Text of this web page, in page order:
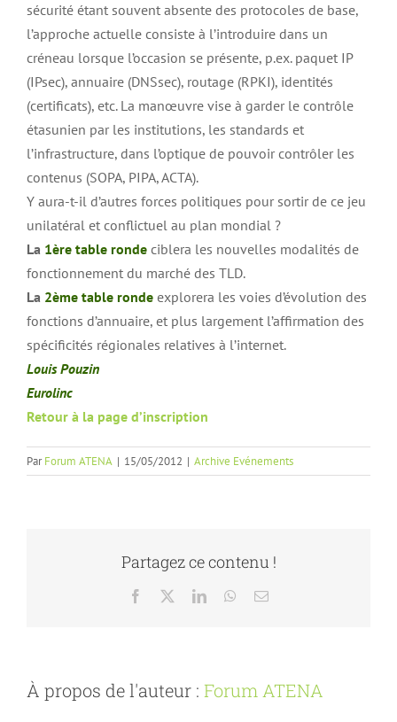
sécurité étant souvent absente des protocoles de base,
l’approche actuelle consiste à l’introduire dans un
créneau lorsque l’occasion se présente, p.ex. paquet IP
(IPsec), annuaire (DNSsec), routage (RPKI), identités
(certificats), etc. La manœuvre vise à garder le contrôle
étasunien par les institutions, les standards et
l’infrastructure, dans l’optique de pouvoir contrôler les
contenus (SOPA, PIPA, ACTA).
Y aura-t-il d’autres forces politiques pour sortir de ce jeu
unilatéral et conflictuel au plan mondial ?
La 1ère table ronde ciblera les nouvelles modalités de
fonctionnement du marché des TLD.
La 2ème table ronde explorera les voies d’évolution des
fonctions d’annuaire, et plus largement l’affirmation des
spécificités régionales relatives à l’internet.
Louis Pouzin
Eurolinc
Retour à la page d’inscription
ParForum ATENA | 15/05/2012 | Archive Evénements
Partagez ce contenu !
Facebook LinkedInWhatsApp
Email
À propos de l'auteur : Forum ATENA